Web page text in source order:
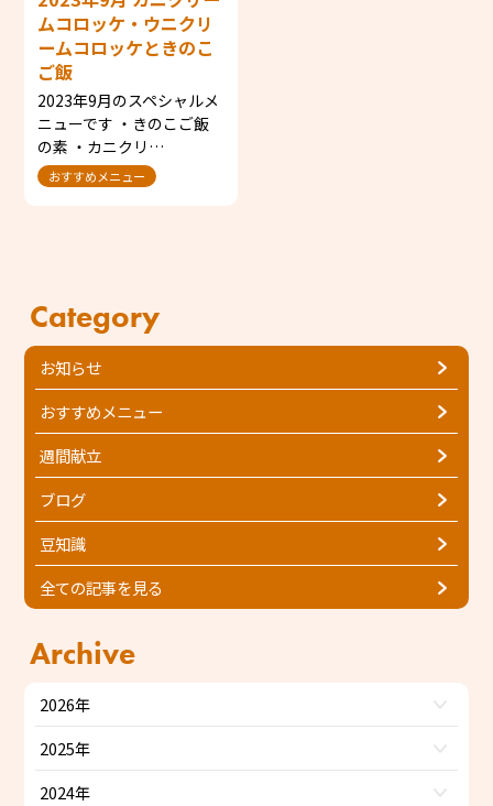
ムコロッケ・ウニクリ
ームコロッケときのこ
ご飯
2023年9月のスペシャルメ
ニューです ・きのこご飯
の素 ・カニクリ…
おすすめメニュー
Category
お知らせ
おすすめメニュー
週間献立
ブログ
豆知識
全ての記事を見る
Archive
2026年
2025年
2024年